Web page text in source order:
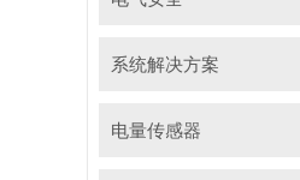
系统解决方案
电量传感器